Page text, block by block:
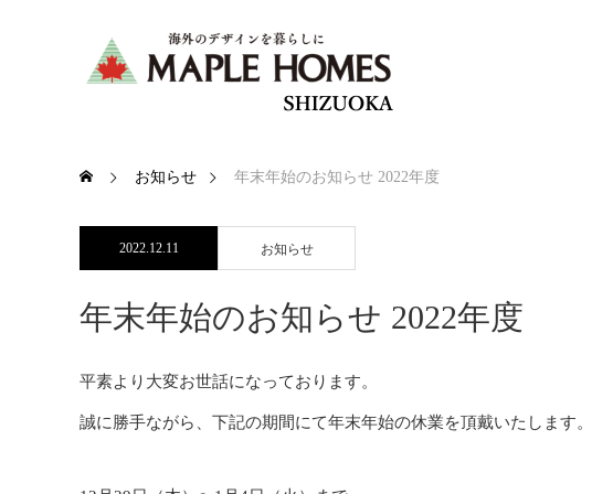
お知らせ 年末年始のお知らせ 2022年度
2022.12.11 お知らせ
年末年始のお知らせ 2022年度
平素より大変お世話になっております。
誠に勝手ながら、下記の期間にて年末年始の休業を頂戴いたします。